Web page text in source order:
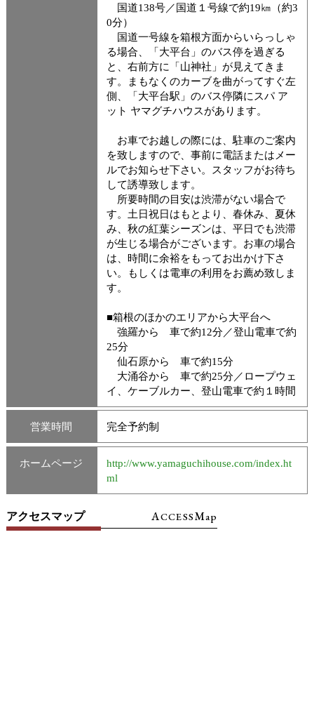
国道138号／国道１号線で約19㎞（約3
0分）
国道一号線を箱根方面からいらっしゃ
る場合、「大平台」のバス停を過ぎる
と、右前方に「山神社」が見えてきま
す。まもなくのカーブを曲がってすぐ左
側、「大平台駅」のバス停隣にスパ ア
ット ヤマグチハウスがあります。
お車でお越しの際には、駐車のご案内
を致しますので、事前に電話またはメー
ルでお知らせ下さい。スタッフがお待ち
して誘導致します。
所要時間の目安は渋滞がない場合で
す。土日祝日はもとより、春休み、夏休
み、秋の紅葉シーズンは、平日でも渋滞
が生じる場合がございます。お車の場合
は、時間に余裕をもってお出かけ下さ
い。もしくは電車の利用をお薦め致しま
す。
■箱根のほかのエリアから大平台へ
強羅から 車で約12分／登山電車で約
25分
仙石原から 車で約15分
大涌谷から 車で約25分／ロープウェ
イ、ケーブルカー、登山電車で約１時間
営業時間 完全予約制
ホームページ
http://www.yamaguchihouse.com/index.ht
ml
アクセスマップ ACCESSMap